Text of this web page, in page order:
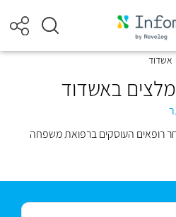
אשדוד
באשדוד
רופאים העוסקים ברפואת משפחה